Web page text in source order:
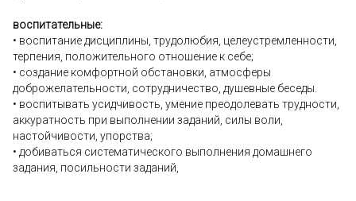
воспитательные:
• воспитание дисциплины, трудолюбия, целеустремленности,
терпения, положительного отношение к себе;
• создание комфортной обстановки, атмосферы
доброжелательности, сотрудничество, душевные беседы.
• воспитывать усидчивость, умение преодолевать трудности,
аккуратность при выполнении заданий, силы воли,
настойчивости, упорства;
• добиваться систематического выполнения домашнего
задания, посильности заданий,